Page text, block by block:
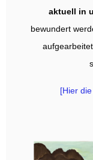
aktuell in
bewundert
[Hier